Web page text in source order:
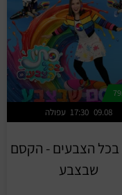
עפולה 17:30 09.08
בכל הצבעים - הקסם
שבצבע